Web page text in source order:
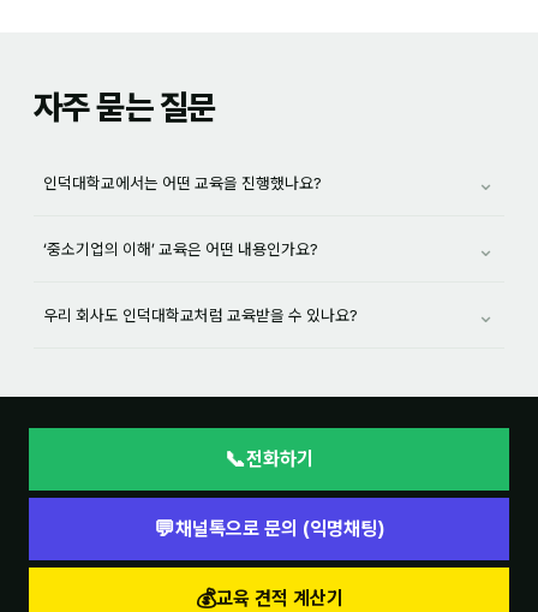
자주 묻는 질문
인덕대학교에서는 어떤 교육을 진행했나요? ⌄
‘중소기업의 이해’ 교육은 어떤 내용인가요? ⌄
우리 회사도 인덕대학교처럼 교육받을 수 있나요? ⌄
📞전화하기
💬채널톡으로 문의 (익명채팅)
💰교육 견적 계산기